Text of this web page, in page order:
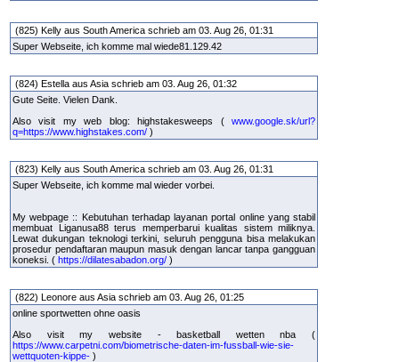
(825) Kelly aus South America schrieb am 03. Aug 26, 01:31
Super Webseite, ich komme mal wiede81.129.42
(824) Estella aus Asia schrieb am 03. Aug 26, 01:32
Gute Seite. Vielen Dank.
Also visit my web blog: highstakesweeps ( www.google.sk/url?
q=https://www.highstakes.com/ )
(823) Kelly aus South America schrieb am 03. Aug 26, 01:31
Super Webseite, ich komme mal wieder vorbei.
My webpage :: Kebutuhan terhadap layanan portal online yang stabil
membuat Liganusa88 terus memperbarui kualitas sistem miliknya.
Lewat dukungan teknologi terkini, seluruh pengguna bisa melakukan
prosedur pendaftaran maupun masuk dengan lancar tanpa gangguan
koneksi. ( https://dilatesabadon.org/ )
(822) Leonore aus Asia schrieb am 03. Aug 26, 01:25
online sportwetten ohne oasis
Also visit my website - basketball wetten nba (
https://www.carpetni.com/biometrische-daten-im-fussball-wie-sie-
wettquoten-kippe- )